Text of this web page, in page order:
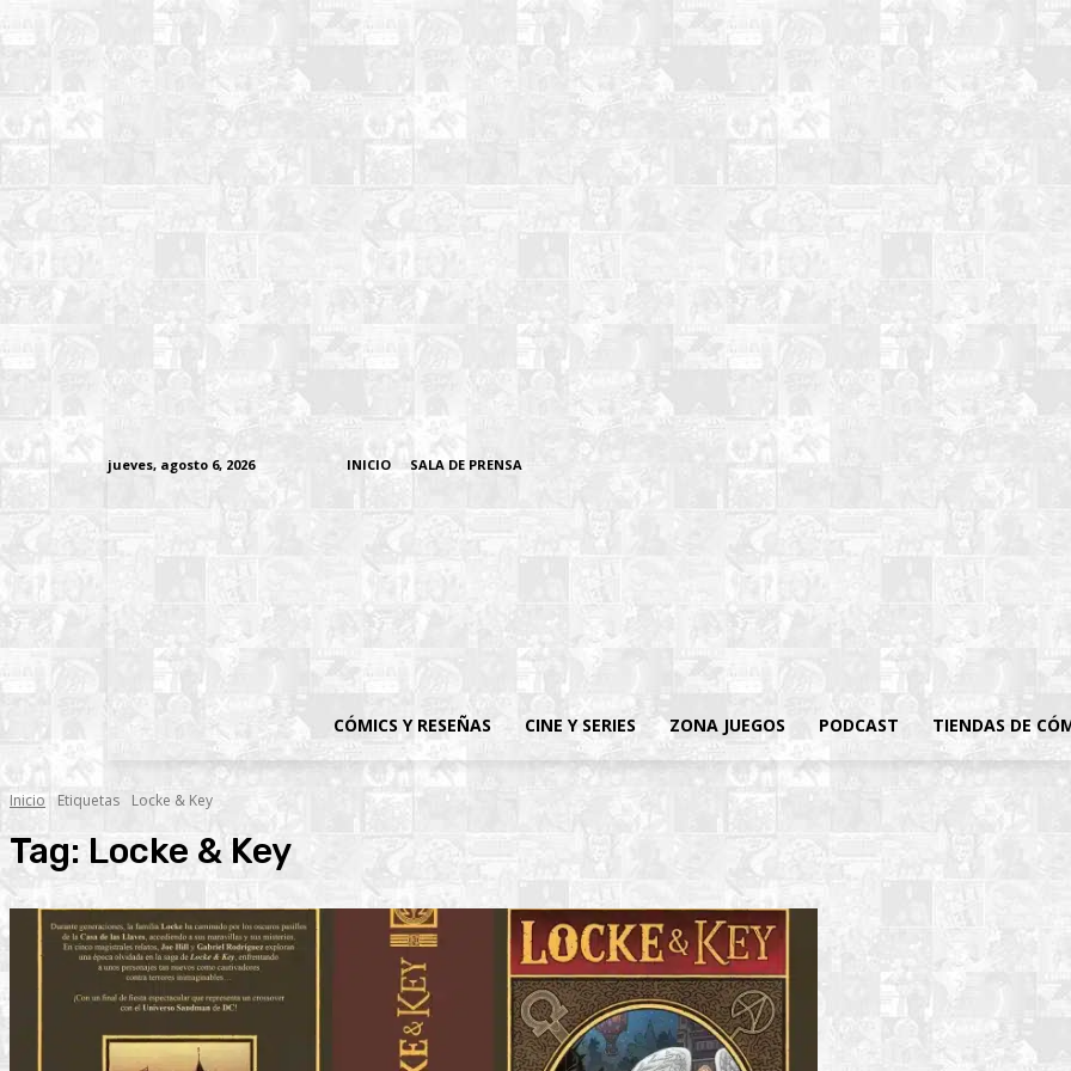
jueves, agosto 6, 2026 INICIO SALA DE PRENSA
CÓMICS Y RESEÑAS CINE Y SERIES ZONA JUEGOS PODCAST TIENDAS DE
Inicio Etiquetas Locke & Key
Tag: Locke & Key